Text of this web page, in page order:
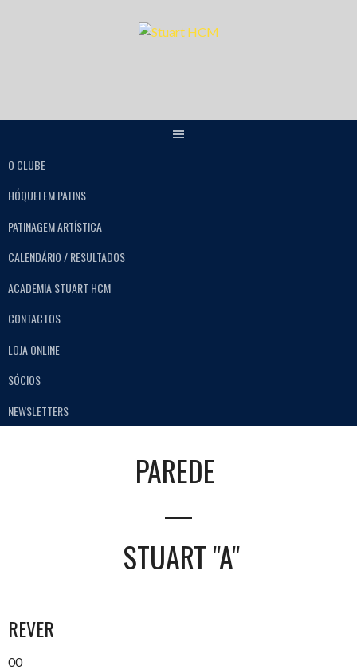
O CLUBE
HÓQUEI EM PATINS
PATINAGEM ARTÍSTICA
CALENDÁRIO / RESULTADOS
ACADEMIA STUART HCM
CONTACTOS
LOJA ONLINE
SÓCIOS
NEWSLETTERS
PAREDE
—
STUART "A"
REVER
00